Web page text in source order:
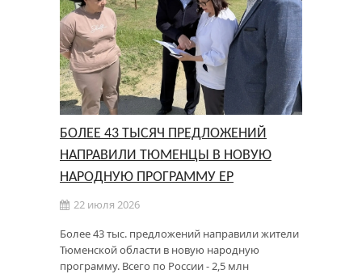
БОЛЕЕ 43 ТЫСЯЧ ПРЕДЛОЖЕНИЙ
НАПРАВИЛИ ТЮМЕНЦЫ В НОВУЮ
НАРОДНУЮ ПРОГРАММУ ЕР
22 июля 2026
Более 43 тыс. предложений направили жители
Тюменской области в новую народную
программу. Всего по России - 2,5 млн